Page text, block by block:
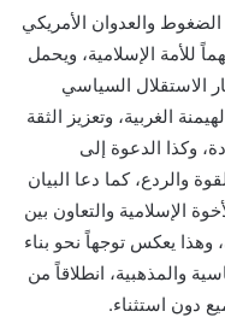
والعدوان الأمريكي
للأمة الإسلامية، ويحمل
الاستقلال السياسي
الغربية، وتعزيز الثقة
وكذا الدعوة إلى
والردع، كما دعا البيان
الإسلامية والتعاون بين
يعكس توجهاً نحو بناء
والمذهبية، انطلاقاً من
دون استثناء.